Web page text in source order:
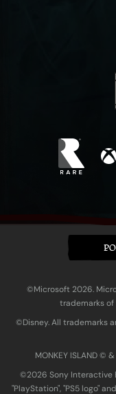
©Microsoft 2026.
trademarks
©Disney. All trademarks
MONKEY ISLAND ©
©2026 Sony Interactive
"PlayStation", "PS5 logo"